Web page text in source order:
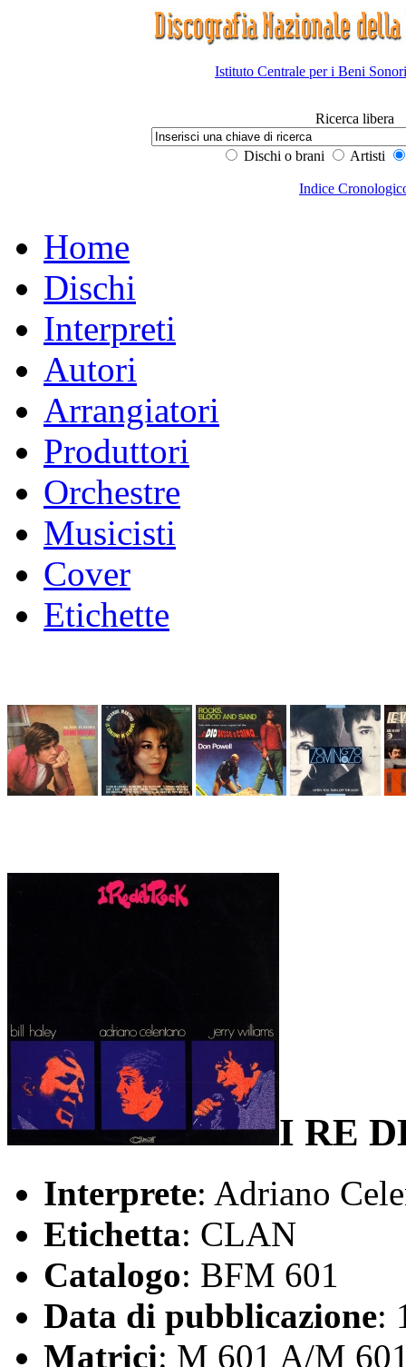
Istituto Centrale per i Beni
Ricerca libera
Dischi o brani Artisti
Indice
Home
Dischi
Interpreti
Autori
Arrangiatori
Produttori
Orchestre
Musicisti
Cover
Etichette
I RE
Interprete: Adriano
Etichetta: CLAN
Catalogo: BFM 601
Data di pubblicazione:
Matrici: M 601 A/M